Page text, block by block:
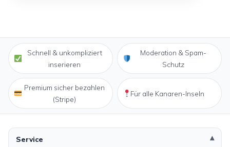
Schnell & unkompliziert
inserieren
Moderation & Spam-
Schutz
Premium sicher bezahlen
(Stripe)
Für alle Kanaren-Inseln
Service